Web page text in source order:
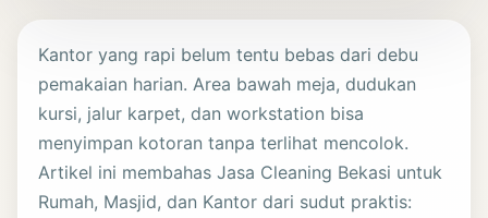
Kantor yang rapi belum tentu bebas dari debu
pemakaian harian. Area bawah meja, dudukan
kursi, jalur karpet, dan workstation bisa
menyimpan kotoran tanpa terlihat mencolok.
Artikel ini membahas Jasa Cleaning Bekasi untuk
Rumah, Masjid, dan Kantor dari sudut praktis: